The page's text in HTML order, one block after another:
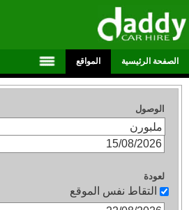
الصفحة الرئيسية المواقع
الوصول
لعودة
التقاط نفس الموقع